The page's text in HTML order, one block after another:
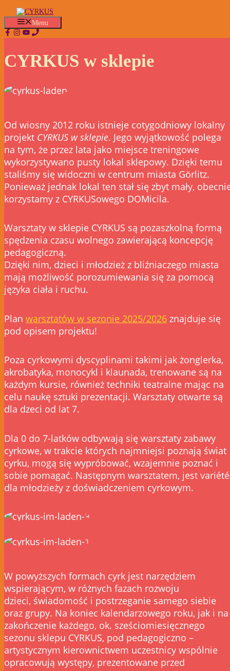
Przejdź
treści
Menu
CYRKUS w sklepie
Od wiosny 2012 roku istnieje cotygodniowy lokalny
projekt CYRKUS w sklepie. Jego wyjątkowość polega
na tym, że przez lata jako miejsce treningowe
wykorzystywano pusty lokal sklepowy. Dzięki temu
staliśmy się widoczni w centrum miasta Görlitz.
Ponieważ jednak lokal ten stał się zbyt mały,
korzystamy z CYRKUSowego DOMicila.
Warsztaty w sklepie CYRKUS są pozaszkolną formą
spędzenia czasu wolnego zawierającą koncepcję
pedagogiczną.
Dzięki nim, dzieci i młodzież z bliźniaczego miasta
mają możliwość porozumiewania się za pomocą
języka ciała i ruchu.
Plan warsztatów w sezonie 2025/2026 znajduje się
pod opisem projektu!
Poza cyrkowymi dyscyplinami takimi jak żonglerka,
akrobatyka, monocykl i klaunada, trenowane są na
każdym kursie, również techniki teatralne mając na
celu naukę sztuki prezentacji. Warsztaty otwarte są
dla dzeci od lat 7.
Dla 0 do 7-latków odbywają się warsztaty zabawy
cyrkowe, w trakcie których najmniejsi poznają świat
cyrku, mogą się wypróbować, wzajemnie poznać i
sobie pomagać. Następnym warsztatem, jest
dla młodzieży z doświadczeniem cyrkowym.
W powyższych formach cyrk jest narzędziem
wspierającym, w różnych fazach rozwoju
dzieci, świadomość i postrzeganie samego siebie
oraz grupy. Na koniec kalendarzowego roku, jak i na
zakończenie każdego, ok. sześciomiesięcznego
sezonu sklepu CYRKUS, pod pedagogiczno –
artystycznym kierownictwem uczestnicy wspólnie
opracowują występy, prezentowane przed